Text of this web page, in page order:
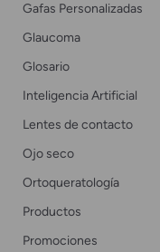
Gafas Personalizadas
Glaucoma
Glosario
Inteligencia Artificial
Lentes de contacto
Ojo seco
Ortoqueratología
Productos
Promociones